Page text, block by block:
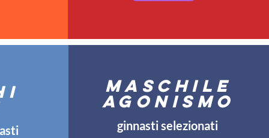
MASCHILE
Agonismo
ginnasti selezionati